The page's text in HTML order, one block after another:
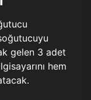
gelen 3 adet
hem